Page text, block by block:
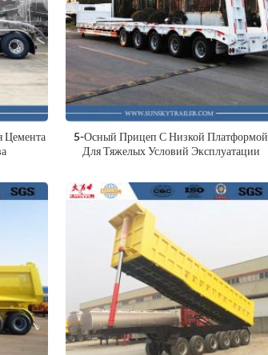
Цемента
5-Осный Прицеп С Низкой Платформой
Для Тяжелых Условий Эксплуатации